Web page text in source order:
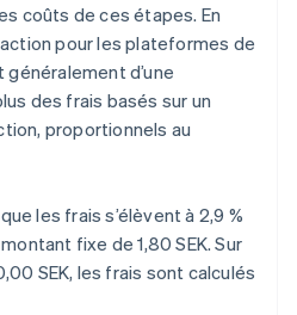
coûts de ces étapes. En
pour les plateformes de
d’une
des frais basés sur un
proportionnels au
les frais s’élèvent à 2,9 %
fixe de 1,80 SEK. Sur
SEK, les frais sont calculés